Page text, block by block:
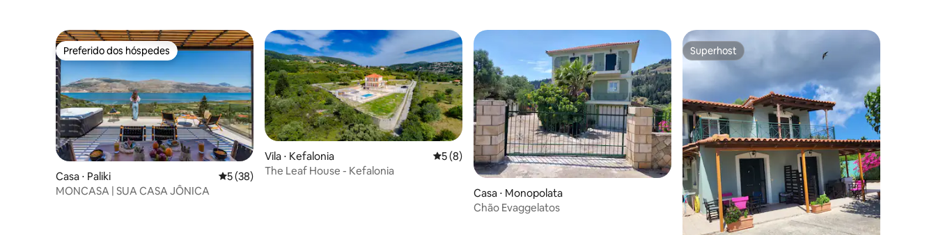
Preferido dos hóspedes
Preferido dos hóspedes
Casa ⋅ Paliki 5 de uma avaliação média de 5, 38 avaliações
5 (38)
MONCASA | SUA CASA JÔNICA
Vila ⋅ Kefalonia 5 de uma avaliação média de 5, 8 avaliações
5 (8)
The Leaf House - Kefalonia
Casa ⋅ Monopolata
Chão Evaggelatos
Superhost
Superhost